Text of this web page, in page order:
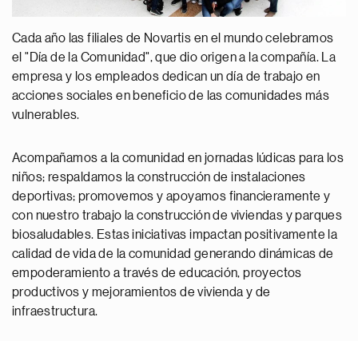
Cada año las filiales de Novartis en el mundo celebramos
el "Día de la Comunidad", que dio origen a la compañía. La
empresa y los empleados dedican un día de trabajo en
acciones sociales en beneficio de las comunidades más
vulnerables.
Acompañamos a la comunidad en jornadas lúdicas para los
niños; respaldamos la construcción de instalaciones
deportivas; promovemos y apoyamos financieramente y
con nuestro trabajo la construcción de viviendas y parques
biosaludables. Estas iniciativas impactan positivamente la
calidad de vida de la comunidad generando dinámicas de
empoderamiento a través de educación, proyectos
productivos y mejoramientos de vivienda y de
infraestructura.